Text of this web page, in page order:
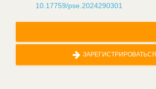
10.17759/pse.2024290301
ЗАРЕГИСТРИРОВАТЬСЯ